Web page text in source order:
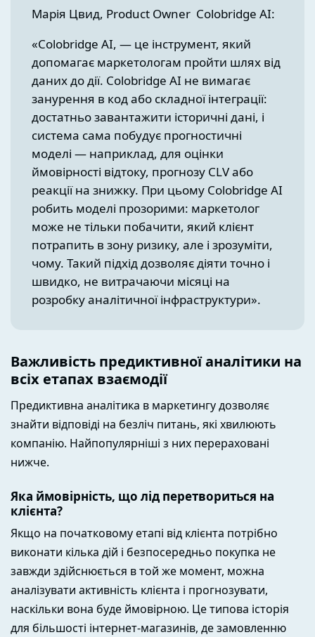
Марія Цвид, Product Owner Colobridge AI:
«Colobridge AI, — це інструмент, який
допомагає маркетологам пройти шлях від
даних до дії. Colobridge AI не вимагає
занурення в код або складної інтеграції:
достатньо завантажити історичні дані, і
система сама побудує прогностичні
моделі — наприклад, для оцінки
ймовірності відтоку, прогнозу CLV або
реакції на знижку. При цьому Colobridge AI
робить моделі прозорими: маркетолог
може не тільки побачити, який клієнт
потрапить в зону ризику, але і зрозуміти,
чому. Такий підхід дозволяє діяти точно і
швидко, не витрачаючи місяці на
розробку аналітичної інфраструктури».
Важливість предиктивної аналітики на
всіх етапах взаємодії
Предиктивна аналітика в маркетингу дозволяє
знайти відповіді на безліч питань, які хвилюють
компанію. Найпопулярніші з них перераховані
нижче.
Яка ймовірність, що лід перетвориться на
клієнта?
Якщо на початковому етапі від клієнта потрібно
виконати кілька дій і безпосередньо покупка не
завжди здійснюється в той же момент, можна
аналізувати активність клієнта і прогнозувати,
наскільки вона буде ймовірною. Це типова історія
для більшості інтернет-магазинів, де замовленню